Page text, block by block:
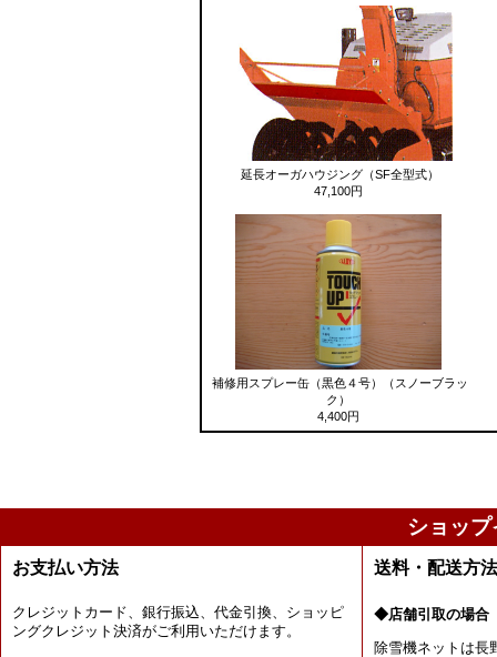
延長オーガハウジング（SF全型式）
47,100円
補修用スプレー缶（黒色４号）（スノーブラッ
ク）
4,400円
ショッ
お支払い方法
クレジットカード、銀行振込、代金引換、ショッピ
ングクレジット決済がご利用いただけます。
送料・配送方
◆店舗引取の場合
除雪機ネットは長